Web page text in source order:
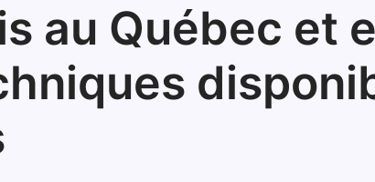
au Québec et